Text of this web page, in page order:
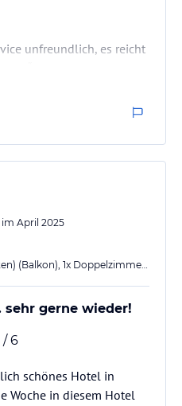
unfreundlich, es reicht
in der offenen Lobby.
ist es hier
nur bis 22 Uhr
Bereich. Dieser ist nicht
daher besteht voller
und es ist auch extrem
im April 2025
Junior Suite (mehrere Betten) (Balkon), 1x Doppelzimmer Standard (1 Queensize-Bett) (Balkon)
sehr gerne wieder!
/ 6
schönes Hotel in
Woche in diesem Hotel